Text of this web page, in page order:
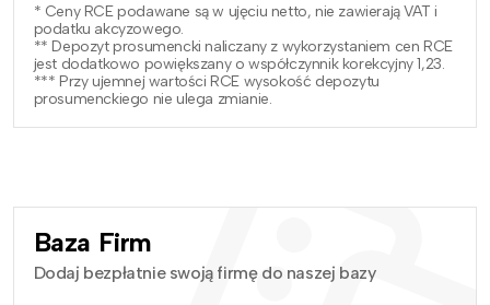
* Ceny RCE podawane są w ujęciu netto, nie zawierają VAT i
podatku akcyzowego.
** Depozyt prosumencki naliczany z wykorzystaniem cen RCE
jest dodatkowo powiększany o współczynnik korekcyjny 1,23.
*** Przy ujemnej wartości RCE wysokość depozytu
prosumenckiego nie ulega zmianie.
Baza Firm
Dodaj bezpłatnie swoją firmę do naszej bazy